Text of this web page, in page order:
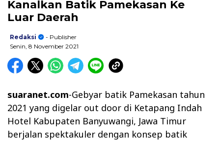
Kanalkan Batik Pamekasan Ke
Luar Daerah
Redaksi
- Publisher
Senin, 8 November 2021
suaranet.com-Gebyar batik Pamekasan tahun
2021 yang digelar out door di Ketapang Indah
Hotel Kabupaten Banyuwangi, Jawa Timur
berjalan spektakuler dengan konsep batik